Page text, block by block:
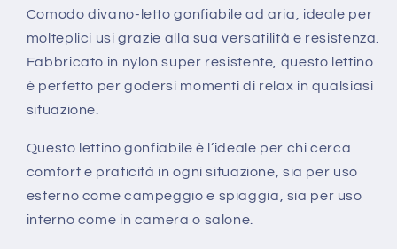
Comodo divano-letto gonfiabile ad aria, ideale per
molteplici usi grazie alla sua versatilità e resistenza.
Fabbricato in nylon super resistente, questo lettino
è perfetto per godersi momenti di relax in qualsiasi
situazione.
Questo lettino gonfiabile è l’ideale per chi cerca
comfort e praticità in ogni situazione, sia per uso
esterno come campeggio e spiaggia, sia per uso
interno come in camera o salone.